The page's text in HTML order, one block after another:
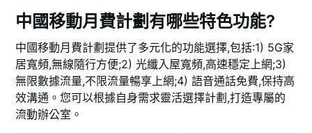
中國移動月費計劃有哪些特色功能?
中國移動月費計劃提供了多元化的功能選擇,包括:1) 5G家
居寬頻,無線隨行方便;2) 光纖入屋寬頻,高速穩定上網;3)
無限數據流量,不限流量暢享上網;4) 語音通話免費,保持高
效溝通。您可以根據自身需求靈活選擇計劃,打造專屬的
流動辦公室。